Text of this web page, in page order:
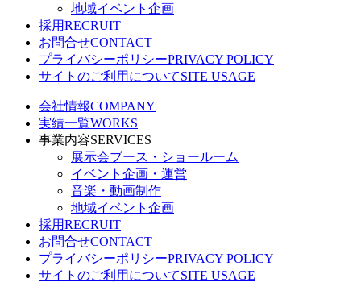
地域イベント企画
採用RECRUIT
お問合せCONTACT
プライバシーポリシーPRIVACY POLICY
サイトのご利用についてSITE USAGE
会社情報COMPANY
実績一覧WORKS
事業内容SERVICES
展示会ブース・ショールーム
イベント企画・運営
音楽・動画制作
地域イベント企画
採用RECRUIT
お問合せCONTACT
プライバシーポリシーPRIVACY POLICY
サイトのご利用についてSITE USAGE